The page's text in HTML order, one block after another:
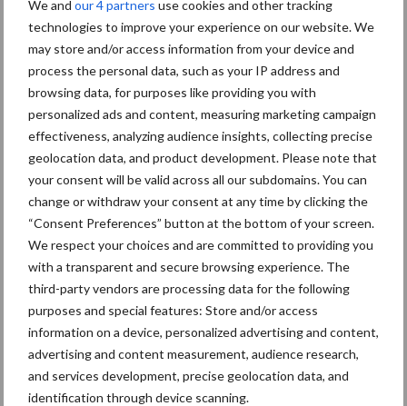
We and our 4 partners use cookies and other tracking
technologies to improve your experience on our website. We
may store and/or access information from your device and
process the personal data, such as your IP address and
browsing data, for purposes like providing you with
personalized ads and content, measuring marketing campaign
effectiveness, analyzing audience insights, collecting precise
geolocation data, and product development. Please note that
your consent will be valid across all our subdomains. You can
change or withdraw your consent at any time by clicking the
“Consent Preferences” button at the bottom of your screen.
We respect your choices and are committed to providing you
with a transparent and secure browsing experience. The
third-party vendors are processing data for the following
purposes and special features: Store and/or access
information on a device, personalized advertising and content,
advertising and content measurement, audience research,
and services development, precise geolocation data, and
identification through device scanning.
Primaire
Sidebar
Recent nieuws Partner nieuws
Grondstoffenmarkt blijft grillig:
droogte en geopolitiek houden
Diergezondheid Bemesting Fokkerij
Mastitis Hittestress
Toon meer